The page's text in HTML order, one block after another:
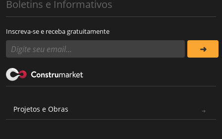
Boletins e Informativos
Inscreva-se e receba gratuitamente
Projetos e Obras